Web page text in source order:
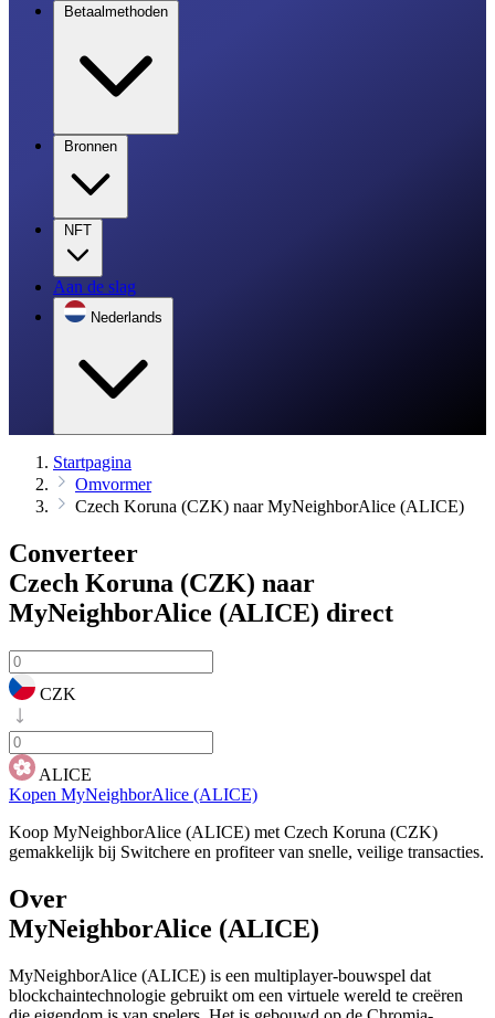
Betaalmethoden
Bronnen
NFT
Aan de slag
Nederlands
Startpagina
Omvormer
Czech Koruna (CZK) naar MyNeighborAlice (ALICE)
Converteer
Czech Koruna (CZK) naar
MyNeighborAlice (ALICE) direct
CZK
ALICE
Kopen MyNeighborAlice (ALICE)
Koop MyNeighborAlice (ALICE) met Czech Koruna (CZK)
gemakkelijk bij Switchere en profiteer van snelle, veilige transacties.
Over
MyNeighborAlice (ALICE)
MyNeighborAlice (ALICE) is een multiplayer-bouwspel dat
blockchaintechnologie gebruikt om een virtuele wereld te creëren